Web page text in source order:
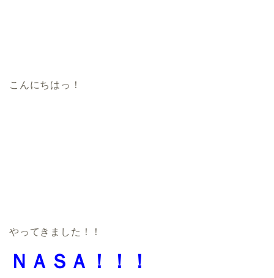
こんにちはっ！
やってきました！！
ＮＡＳＡ！！！